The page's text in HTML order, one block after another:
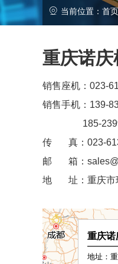
当前位置： 首页
重庆诺庆
销售座机：023-
销售手机：139-
185-2399-
传 真：023-
邮 箱：
地 址：重庆市